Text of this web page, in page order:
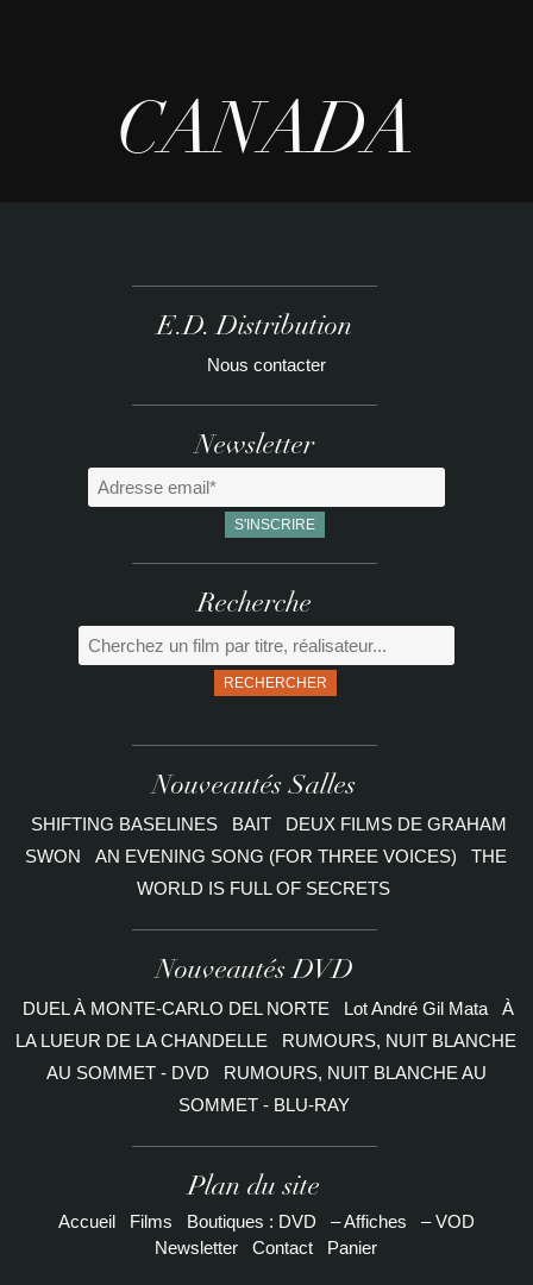
CANADA
E.D. Distribution
Nous contacter
Newsletter
Recherche
RECHERCHER
Nouveautés Salles
SHIFTING BASELINES BAIT
DEUX FILMS DE GRAHAM
SWON
AN EVENING SONG (FOR THREE VOICES)
THE
WORLD IS FULL OF SECRETS
Nouveautés DVD
DUEL À MONTE-CARLO DEL NORTE Lot André Gil Mata
À
LA LUEUR DE LA CHANDELLE
RUMOURS, NUIT BLANCHE
AU SOMMET - DVD
RUMOURS, NUIT BLANCHE AU
SOMMET - BLU-RAY
Plan du site
Accueil Films Boutiques : DVD – Affiches
– VOD
Newsletter
Contact Panier